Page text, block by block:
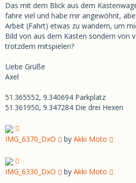
Das mit dem Blick aus dem
fahre viel und habe mir angewöhnt,
Arbeit (Fahrt) etwas zu wandern, um
Bild von aus dem Kasten sondern von
trotzdem mitspielen?
Liebe Grüße
Axel
51.365552, 9.340694 Parkplatz
51.361950, 9.347284 Die drei Hexen
IMG_6370_DxO by Akki Moto
IMG_6330_DxO by Akki Moto